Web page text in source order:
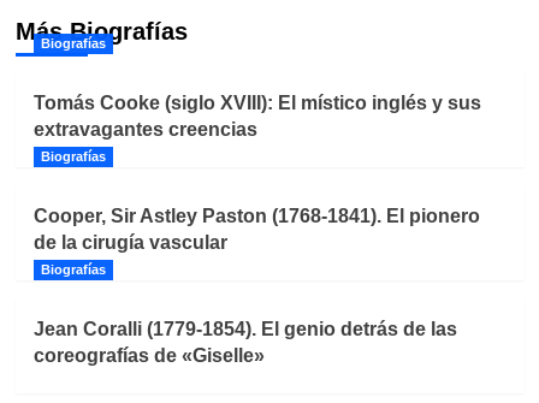
Más Biografías
Biografías
Tomás Cooke (siglo XVIII): El místico inglés y sus
extravagantes creencias
Biografías
Cooper, Sir Astley Paston (1768-1841). El pionero
de la cirugía vascular
Biografías
Jean Coralli (1779-1854). El genio detrás de las
coreografías de «Giselle»